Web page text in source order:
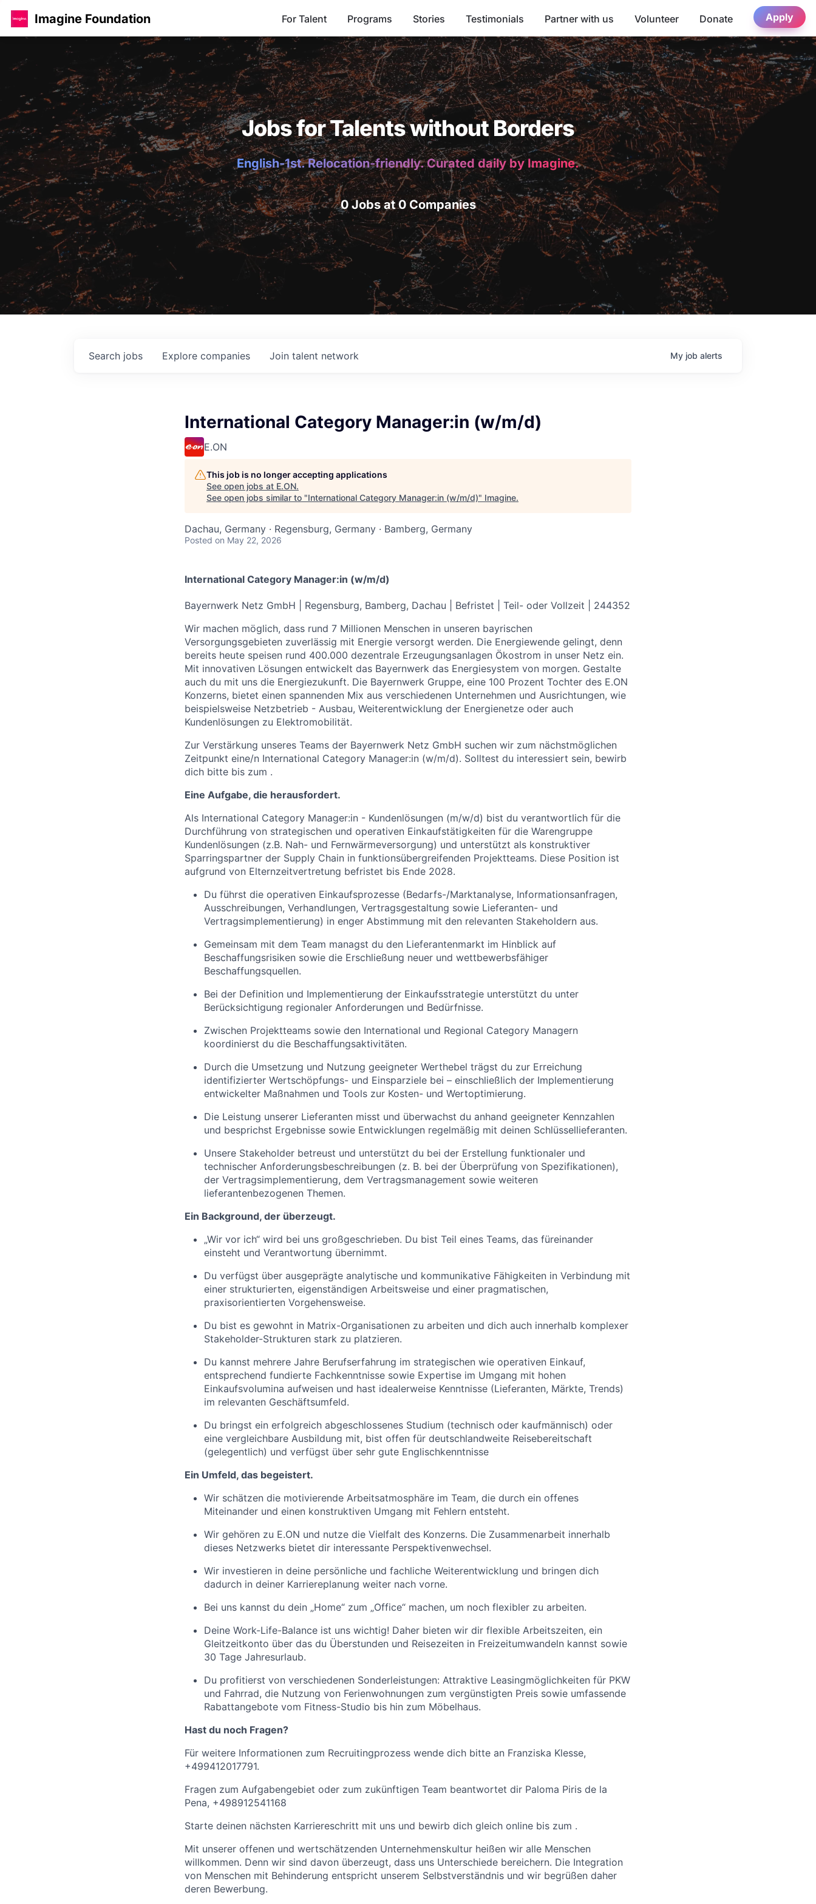
Imagine Foundation For Talent Programs Stories Testimonials Partner with us Volunteer Donate Apply
Jobs for Talents without Borders
English-1st. Relocation-friendly. Curated daily by Imagine.
0 Jobs at 0 Companies
Search jobs Explore companies Join talent network My job alerts
International Category Manager:in (w/m/d)
E.ON
This job is no longer accepting applications
See open jobs at E.ON.
See open jobs similar to "International Category Manager:in (w/m/d)" Imagine.
Dachau, Germany · Regensburg, Germany · Bamberg, Germany
Posted on May 22, 2026
International Category Manager:in (w/m/d)
Bayernwerk Netz GmbH | Regensburg, Bamberg, Dachau | Befristet | Teil- oder Vollzeit | 244352
Wir machen möglich, dass rund 7 Millionen Menschen in unseren bayrischen
Versorgungsgebieten zuverlässig mit Energie versorgt werden. Die Energiewende gelingt, denn
bereits heute speisen rund 400.000 dezentrale Erzeugungsanlagen Ökostrom in unser Netz ein.
Mit innovativen Lösungen entwickelt das Bayernwerk das Energiesystem von morgen. Gestalte
auch du mit uns die Energiezukunft. Die Bayernwerk Gruppe, eine 100 Prozent Tochter des E.ON
Konzerns, bietet einen spannenden Mix aus verschiedenen Unternehmen und Ausrichtungen, wie
beispielsweise Netzbetrieb - Ausbau, Weiterentwicklung der Energienetze oder auch
Kundenlösungen zu Elektromobilität.
Zur Verstärkung unseres Teams der Bayernwerk Netz GmbH suchen wir zum nächstmöglichen
Zeitpunkt eine/n International Category Manager:in (w/m/d). Solltest du interessiert sein, bewirb
dich bitte bis zum .
Eine Aufgabe, die herausfordert.
Als International Category Manager:in - Kundenlösungen (m/w/d) bist du verantwortlich für die
Durchführung von strategischen und operativen Einkaufstätigkeiten für die Warengruppe
Kundenlösungen (z.B. Nah- und Fernwärmeversorgung) und unterstützt als konstruktiver
Sparringspartner der Supply Chain in funktionsübergreifenden Projektteams. Diese Position ist
aufgrund von Elternzeitvertretung befristet bis Ende 2028.
Du führst die operativen Einkaufsprozesse (Bedarfs-/Marktanalyse, Informationsanfragen,
Ausschreibungen, Verhandlungen, Vertragsgestaltung sowie Lieferanten- und
Vertragsimplementierung) in enger Abstimmung mit den relevanten Stakeholdern aus.
Gemeinsam mit dem Team managst du den Lieferantenmarkt im Hinblick auf
Beschaffungsrisiken sowie die Erschließung neuer und wettbewerbsfähiger
Beschaffungsquellen.
Bei der Definition und Implementierung der Einkaufsstrategie unterstützt du unter
Berücksichtigung regionaler Anforderungen und Bedürfnisse.
Zwischen Projektteams sowie den International und Regional Category Managern
koordinierst du die Beschaffungsaktivitäten.
Durch die Umsetzung und Nutzung geeigneter Werthebel trägst du zur Erreichung
identifizierter Wertschöpfungs- und Einsparziele bei – einschließlich der Implementierung
entwickelter Maßnahmen und Tools zur Kosten- und Wertoptimierung.
Die Leistung unserer Lieferanten misst und überwachst du anhand geeigneter Kennzahlen
und besprichst Ergebnisse sowie Entwicklungen regelmäßig mit deinen Schlüssellieferanten.
Unsere Stakeholder betreust und unterstützt du bei der Erstellung funktionaler und
technischer Anforderungsbeschreibungen (z. B. bei der Überprüfung von Spezifikationen),
der Vertragsimplementierung, dem Vertragsmanagement sowie weiteren
lieferantenbezogenen Themen.
Ein Background, der überzeugt.
„Wir vor ich“ wird bei uns großgeschrieben. Du bist Teil eines Teams, das füreinander
einsteht und Verantwortung übernimmt.
Du verfügst über ausgeprägte analytische und kommunikative Fähigkeiten in Verbindung mit
einer strukturierten, eigenständigen Arbeitsweise und einer pragmatischen,
praxisorientierten Vorgehensweise.
Du bist es gewohnt in Matrix-Organisationen zu arbeiten und dich auch innerhalb komplexer
Stakeholder-Strukturen stark zu platzieren.
Du kannst mehrere Jahre Berufserfahrung im strategischen wie operativen Einkauf,
entsprechend fundierte Fachkenntnisse sowie Expertise im Umgang mit hohen
Einkaufsvolumina aufweisen und hast idealerweise Kenntnisse (Lieferanten, Märkte, Trends)
im relevanten Geschäftsumfeld.
Du bringst ein erfolgreich abgeschlossenes Studium (technisch oder kaufmännisch) oder
eine vergleichbare Ausbildung mit, bist offen für deutschlandweite Reisebereitschaft
(gelegentlich) und verfügst über sehr gute Englischkenntnisse
Ein Umfeld, das begeistert.
Wir schätzen die motivierende Arbeitsatmosphäre im Team, die durch ein offenes
Miteinander und einen konstruktiven Umgang mit Fehlern entsteht.
Wir gehören zu E.ON und nutze die Vielfalt des Konzerns. Die Zusammenarbeit innerhalb
dieses Netzwerks bietet dir interessante Perspektivenwechsel.
Wir investieren in deine persönliche und fachliche Weiterentwicklung und bringen dich
dadurch in deiner Karriereplanung weiter nach vorne.
Bei uns kannst du dein „Home“ zum „Office“ machen, um noch flexibler zu arbeiten.
Deine Work-Life-Balance ist uns wichtig! Daher bieten wir dir flexible Arbeitszeiten, ein
Gleitzeitkonto über das du Überstunden und Reisezeiten in Freizeitumwandeln kannst sowie
30 Tage Jahresurlaub.
Du profitierst von verschiedenen Sonderleistungen: Attraktive Leasingmöglichkeiten für PKW
und Fahrrad, die Nutzung von Ferienwohnungen zum vergünstigten Preis sowie umfassende
Rabattangebote vom Fitness-Studio bis hin zum Möbelhaus.
Hast du noch Fragen?
Für weitere Informationen zum Recruitingprozess wende dich bitte an Franziska Klesse,
+499412017791.
Fragen zum Aufgabengebiet oder zum zukünftigen Team beantwortet dir Paloma Piris de la
Pena, +498912541168
Starte deinen nächsten Karriereschritt mit uns und bewirb dich gleich online bis zum .
Mit unserer offenen und wertschätzenden Unternehmenskultur heißen wir alle Menschen
willkommen. Denn wir sind davon überzeugt, dass uns Unterschiede bereichern. Die Integration
von Menschen mit Behinderung entspricht unserem Selbstverständnis und wir begrüßen daher
deren Bewerbung.